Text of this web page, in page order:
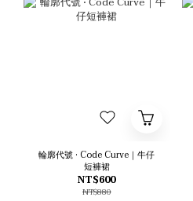
輪廓代號 • Code Curve｜牛仔
短褲裙
NT$600
NT$880